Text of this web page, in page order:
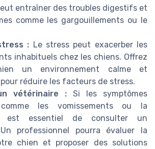
entraîner des troubles digestifs et
comme les gargouillements ou le
: Le stress peut exacerber les
inhabituels chez les chiens. Offrez
un environnement calme et
réduire les facteurs de stress.
vétérinaire : Si les symptômes
les vomissements ou la
est essentiel de consulter un
professionnel pourra évaluer la
chien et proposer des solutions